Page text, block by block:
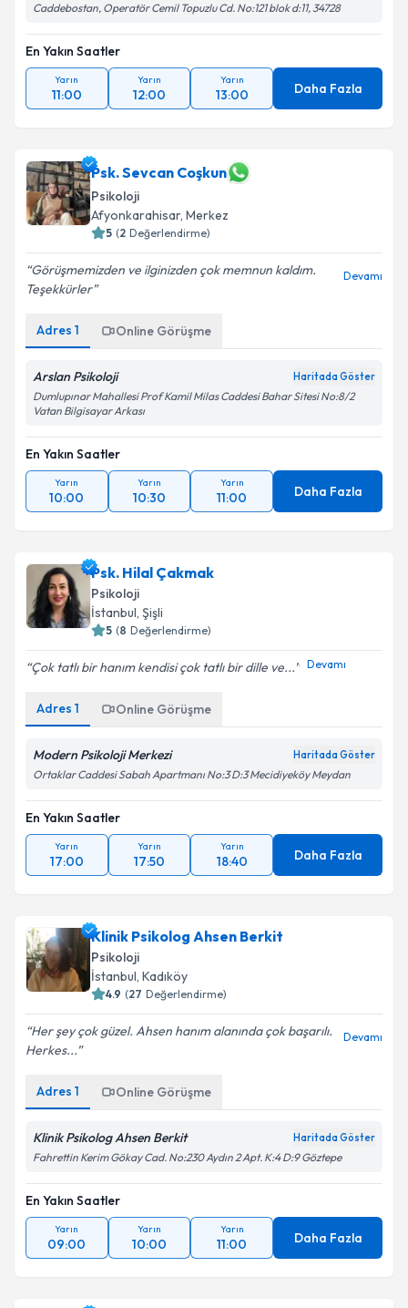
Caddebostan, Operatör Cemil Topuzlu Cd. No:121 blok d:11, 34728
En Yakın Saatler
Yarın
11:00
Yarın
12:00
Yarın
13:00 Daha Fazla
Psk. Sevcan Coşkun
Psikoloji
Afyonkarahisar, Merkez
5 (2 Değerlendirme)
Görüşmemizden ve ilginizden çok memnun kaldım.
Teşekkürler
Devamı
Adres 1 Online Görüşme
Arslan Psikoloji Haritada Göster
Dumlupınar Mahallesi Prof Kamil Milas Caddesi Bahar Sitesi No:8/2
Vatan Bilgisayar Arkası
En Yakın Saatler
Yarın
10:00
Yarın
10:30
Yarın
11:00 Daha Fazla
Psk. Hilal Çakmak
Psikoloji
İstanbul, Şişli
5 (8 Değerlendirme)
Çok tatlı bir hanım kendisi çok tatlı bir dille ve... Devamı
Adres 1 Online Görüşme
Modern Psikoloji Merkezi Haritada Göster
Ortaklar Caddesi Sabah Apartmanı No:3 D:3 Mecidiyeköy Meydan
En Yakın Saatler
Yarın
17:00
Yarın
17:50
Yarın
18:40 Daha Fazla
Klinik Psikolog Ahsen Berkit
Psikoloji
İstanbul, Kadıköy
4.9 (27 Değerlendirme)
Her şey çok güzel. Ahsen hanım alanında çok başarılı.
Herkes...
Devamı
Adres 1 Online Görüşme
Klinik Psikolog Ahsen Berkit Haritada Göster
Fahrettin Kerim Gökay Cad. No:230 Aydın 2 Apt. K:4 D:9 Göztepe
En Yakın Saatler
Yarın
09:00
Yarın
10:00
Yarın
11:00 Daha Fazla